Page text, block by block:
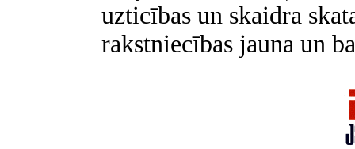
uzticības un skaidra
rakstniecības jauna un